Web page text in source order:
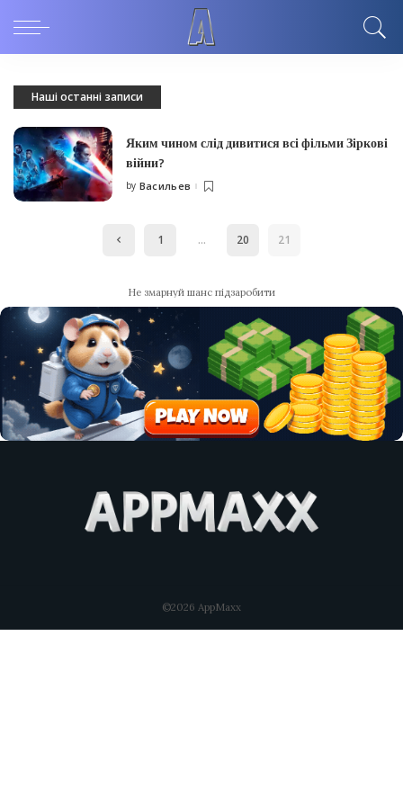
Наші останні записи
Яким чином слід дивитися всі фільми Зіркові
війни?
Posted
by Васильев
1 … 20 21
Не змарнуй шанс підзаробити
©2026 AppMaxx